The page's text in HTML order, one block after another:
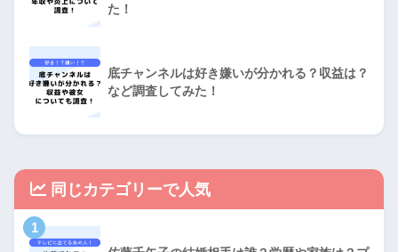
た！
底チャンネルは好き嫌いが分かれる？収益は？
など調査してみた！
同じカテゴリーで人気
1